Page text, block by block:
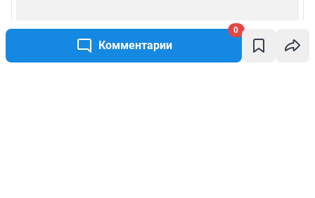
Комментарии
0